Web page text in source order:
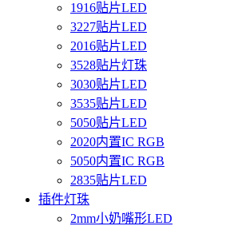
1916贴片LED
3227贴片LED
2016贴片LED
3528贴片灯珠
3030贴片LED
3535贴片LED
5050贴片LED
2020内置IC RGB
5050内置IC RGB
2835贴片LED
插件灯珠
2mm小奶嘴形LED